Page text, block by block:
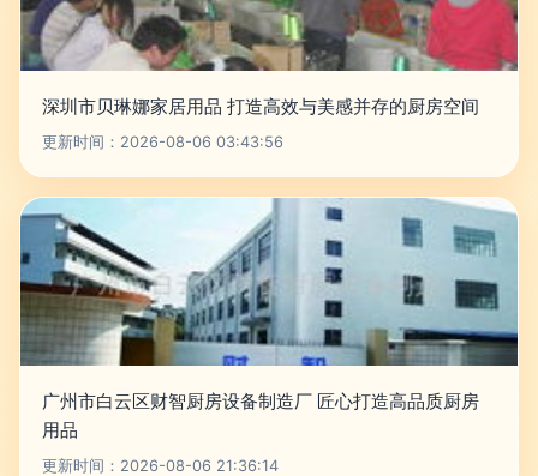
深圳市贝琳娜家居用品 打造高效与美感并存的厨房空间
更新时间：2026-08-06 03:43:56
广州市白云区财智厨房设备制造厂 匠心打造高品质厨房
用品
更新时间：2026-08-06 21:36:14